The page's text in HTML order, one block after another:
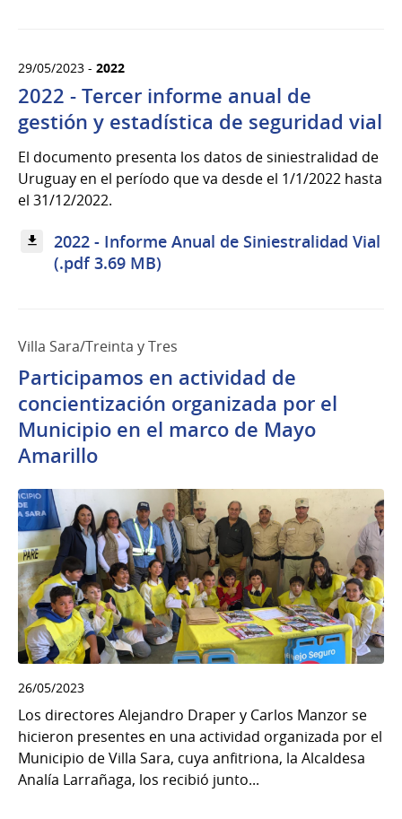
29/05/2023 - 2022
2022 - Tercer informe anual de
gestión y estadística de seguridad vial
El documento presenta los datos de siniestralidad de
Uruguay en el período que va desde el 1/1/2022 hasta
el 31/12/2022.
2022 - Informe Anual de Siniestralidad Vial
(.pdf 3.69 MB)
Villa Sara/Treinta y Tres
Participamos en actividad de
concientización organizada por el
Municipio en el marco de Mayo
Amarillo
26/05/2023
Los directores Alejandro Draper y Carlos Manzor se
hicieron presentes en una actividad organizada por el
Municipio de Villa Sara, cuya anfitriona, la Alcaldesa
Analía Larrañaga, los recibió junto...